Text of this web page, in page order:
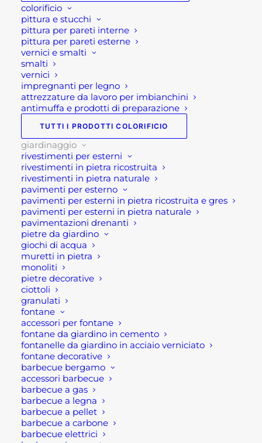
colorificio
pittura e stucchi
pittura per pareti interne
pittura per pareti esterne
vernici e smalti
smalti
vernici
impregnanti per legno
attrezzature da lavoro per imbianchini
antimuffa e prodotti di preparazione
TUTTI I PRODOTTI COLORIFICIO
giardinaggio
rivestimenti per esterni
rivestimenti in pietra ricostruita
rivestimenti in pietra naturale
pavimenti per esterno
pavimenti per esterni in pietra ricostruita e gres
pavimenti per esterni in pietra naturale
pavimentazioni drenanti
pietre da giardino
giochi di acqua
muretti in pietra
monoliti
pietre decorative
ciottoli
granulati
fontane
accessori per fontane
fontane da giardino in cemento
fontanelle da giardino in acciaio verniciato
fontane decorative
barbecue bergamo
accessori barbecue
barbecue a gas
barbecue a legna
barbecue a pellet
barbecue a carbone
barbecue elettrici
19 disponibili
PERGOLA
RETRATTILE
MOTORIZZATA
3
X
4
LED
quantità
SKU
GA802180-DGRE
Categorie
ARREDO GIARDINO,
GIARDINAGGIO,OMBRELLONI
DA GIARDINO E PERGOLE
BIOCLIMATICHE
Descrizione
Pergola retrattile motorizzata
3×4 con led
Pergola retrattile motorizzata 3×4 con led colore
antracite grigio scuro è un pergotenda
motorizzata. Dunque, questa pergola retrattile
possiede una struttura in alluminio antracite grigio
scuro con una copertura retrattile a
movimentazione motorizzata, automatica.
Pertanto, questa pergotenda consente di regolare